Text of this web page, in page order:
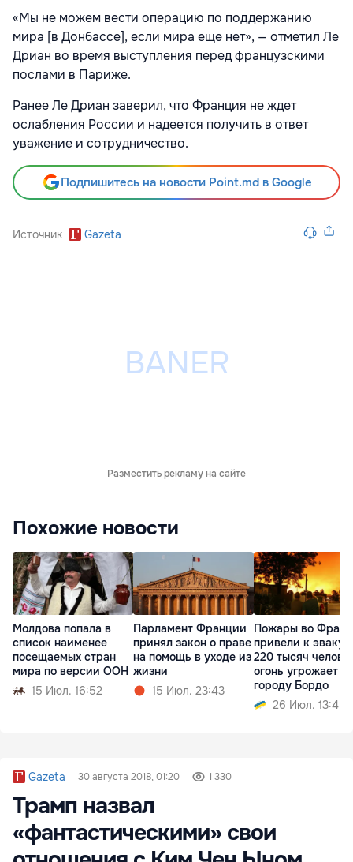
«Мы не можем вести операцию по поддержанию
мира [в Донбассе], если мира еще нет», — отметил Ле
Дриан во время выступления перед французскими
послами в Париже.
Ранее Ле Дриан заверил, что Франция не ждет
ослабления России и надеется получить в ответ
уважение и сотрудничество.
Подпишитесь на новости Point.md в Google
Источник Gazeta
Разместить рекламу на сайте
Похожие новости
Молдова попала в
список наименее
посещаемых стран
мира по версии ООН
15 Июл. 16:52
Парламент Франции
принял закон о праве
на помощь в уходе из
жизни
15 Июл. 23:43
Пожары во
привели к
220 тысяч
огонь угрожает
городу Бордо
26 Июл. 13:45
Gazeta 30 августа 2018, 01:20 1 330
Трамп назвал
«фантастическими» свои